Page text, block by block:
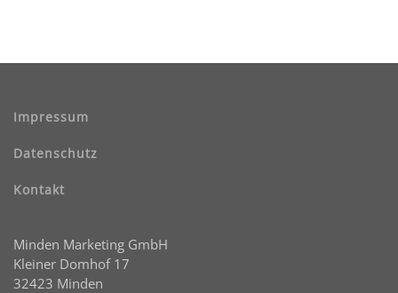
Impressum
Datenschutz
Kontakt
Minden Marketing GmbH
Kleiner Domhof 17
32423 Minden